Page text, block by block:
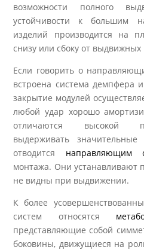
возможности полного
устойчивости к большим
изделий производится на
снизу или сбоку от выдвижных
Если говорить о
встроена система демпфера
закрытие модулей
любой удар хорошо
отличаются высокой
выдерживать
отводится направляющим
монтажа. Они устанавливают
не видны при выдвижении.
К более
систем относятся
представляющие собой
боковины, движущиеся на